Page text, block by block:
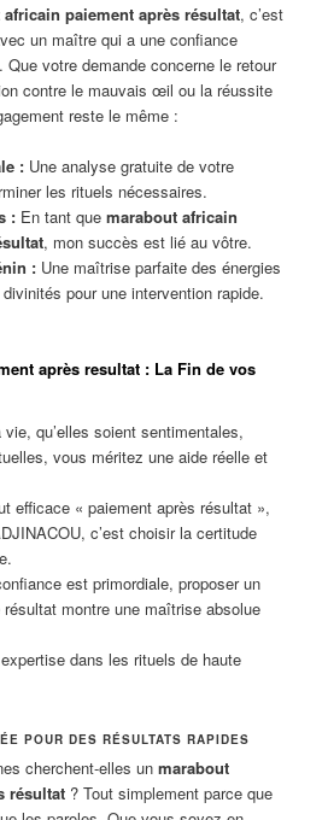
paiement après résultat, c’est
un maître qui a une confiance
votre demande concerne le retour
contre le mauvais œil ou la réussite
reste le même :
:Une analyse gratuite de votre
les rituels nécessaires.
:En tant que marabout africain
, mon succès est lié au vôtre.
:Une maîtrise parfaite des énergies
pour une intervention rapide.
après resultat : La Fin de vos
qu’elles soient sentimentales,
vous méritez une aide réelle et
efficace « paiement après résultat »,
c’est choisir la certitude
est primordiale, proposer un
montre une maîtrise absolue
dans les rituels de haute
POUR DES RÉSULTATS RAPIDES
cherchent-elles unmarabout
résultat ? Tout simplement parce que